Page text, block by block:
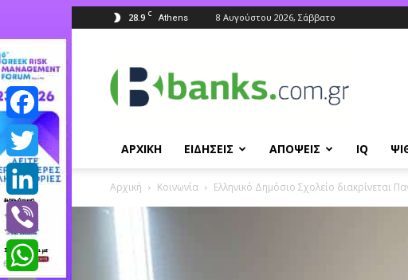
28.9 C Athens 8 Αυγούστου 2026, Σάββατο
ΑΡΧΙΚΗ ΕΙΔΗΣΕΙΣ ΑΠΟΨΕΙΣ IQ
Αρχική Κοινωνία Ελληνικό Δημόσιο Σχολείο διακρίνεται
Facebook
Twitter
LinkedIn
Viber